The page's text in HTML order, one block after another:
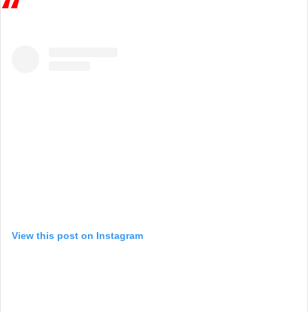
View this post on Instagram